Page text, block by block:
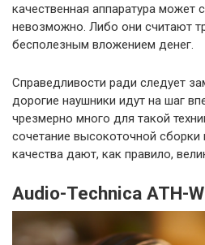
качественная аппаратура может
невозможно. Либо они считают
бесполезным вложением денег.
Справедливости ради следует
дорогие наушники идут на шаг
чрезмерно много для такой
сочетание высокоточной
качества дают, как правило,
Audio-Technica ATH-